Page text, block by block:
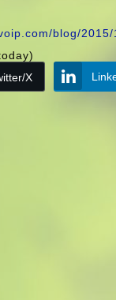
blog/
X